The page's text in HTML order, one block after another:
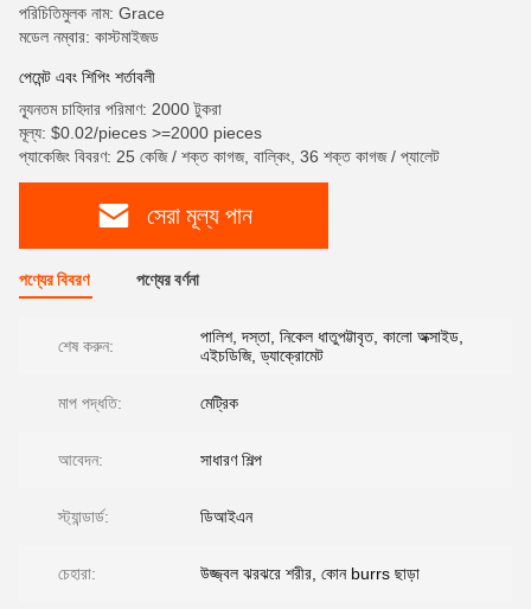
পরিচিতিমুলক নাম: Grace
মডেল নম্বার: কাস্টমাইজড
পেমেন্ট এবং শিপিং শর্তাবলী
ন্যূনতম চাহিদার পরিমাণ: 2000 টুকরা
মূল্য: $0.02/pieces >=2000 pieces
প্যাকেজিং বিবরণ: 25 কেজি / শক্ত কাগজ, বাল্কিং, 36 শক্ত কাগজ / প্যালেট
সেরা মূল্য পান
পণ্যের বিবরণ পণ্যের বর্ণনা
শেষ করুন:
পালিশ, দস্তা, নিকেল ধাতুপট্টাবৃত, কালো অক্সাইড,
এইচডিজি, ড্যাক্রোমেট
মাপ পদ্ধতি: মেট্রিক
আবেদন: সাধারণ শিল্প
স্ট্যান্ডার্ড: ডিআইএন
চেহারা: উজ্জ্বল ঝরঝরে শরীর, কোন burrs ছাড়া